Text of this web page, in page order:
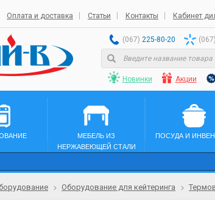
Оплата и доставка Статьи Контакты Кабинет
(067) 225-80-20 (067)
Новинки Акции
МЕБЕЛЬ ИЗ
НЕРЖАВЕЮЩЕЙ СТАЛИ
ПОСУДА И
Оборудование для кейтеринга